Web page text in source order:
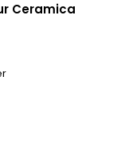
Ceramica